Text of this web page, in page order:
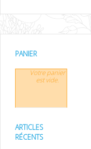
PANIER
Votre panier
est vide.
ARTICLES
RÉCENTS